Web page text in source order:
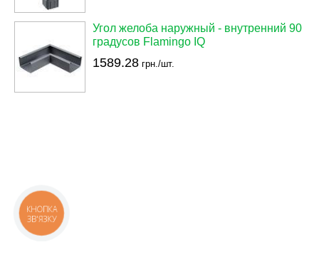
Угол желоба наружный - внутренний 90
градусов Flamingo IQ
1589.28 грн./шт.
КНОПКА
ЗВ'ЯЗКУ